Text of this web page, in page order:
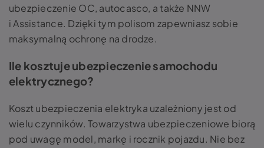
ubezpieczenie OC, autocasco, a także NNW
i Assistance. Dzięki tym polisom zapewniasz sobie
maksymalną ochronę na drodze.
Ile kosztuje ubezpieczenie samochodu
elektrycznego?
Koszt ubezpieczenia elektryka uzależniony jest od
wielu czynników. Towarzystwa ubezpieczeniowe biorą
pod uwagę model, markę i rocznik pojazdu. Nie bez